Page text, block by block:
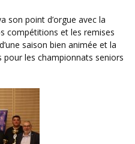
compétitions et les remises
saison bien animée et la
les championnats seniors